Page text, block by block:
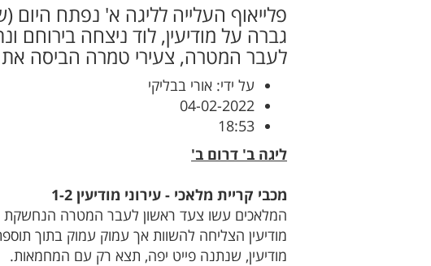
פלייאוף העלייה לליגה א' נפתח היום
גברה על מודיעין, לוד ניצחה
לעבר המטרה, צעירי טמרה הביסה
על ידי: אורי בבליקי
04-02-2022
18:53
ליגה ב' דרום ב'
מכבי קריית מלאכי - עירוני מודיעין 1-2
המלאכים עשו צעד ראשון לעבר המטרה הנחשקת
מודיעין הצליחה להשוות אך עמוק עמוק בתוך
מודיעין, שנתנה פייט יפה, תצא רק עם המחמאות.